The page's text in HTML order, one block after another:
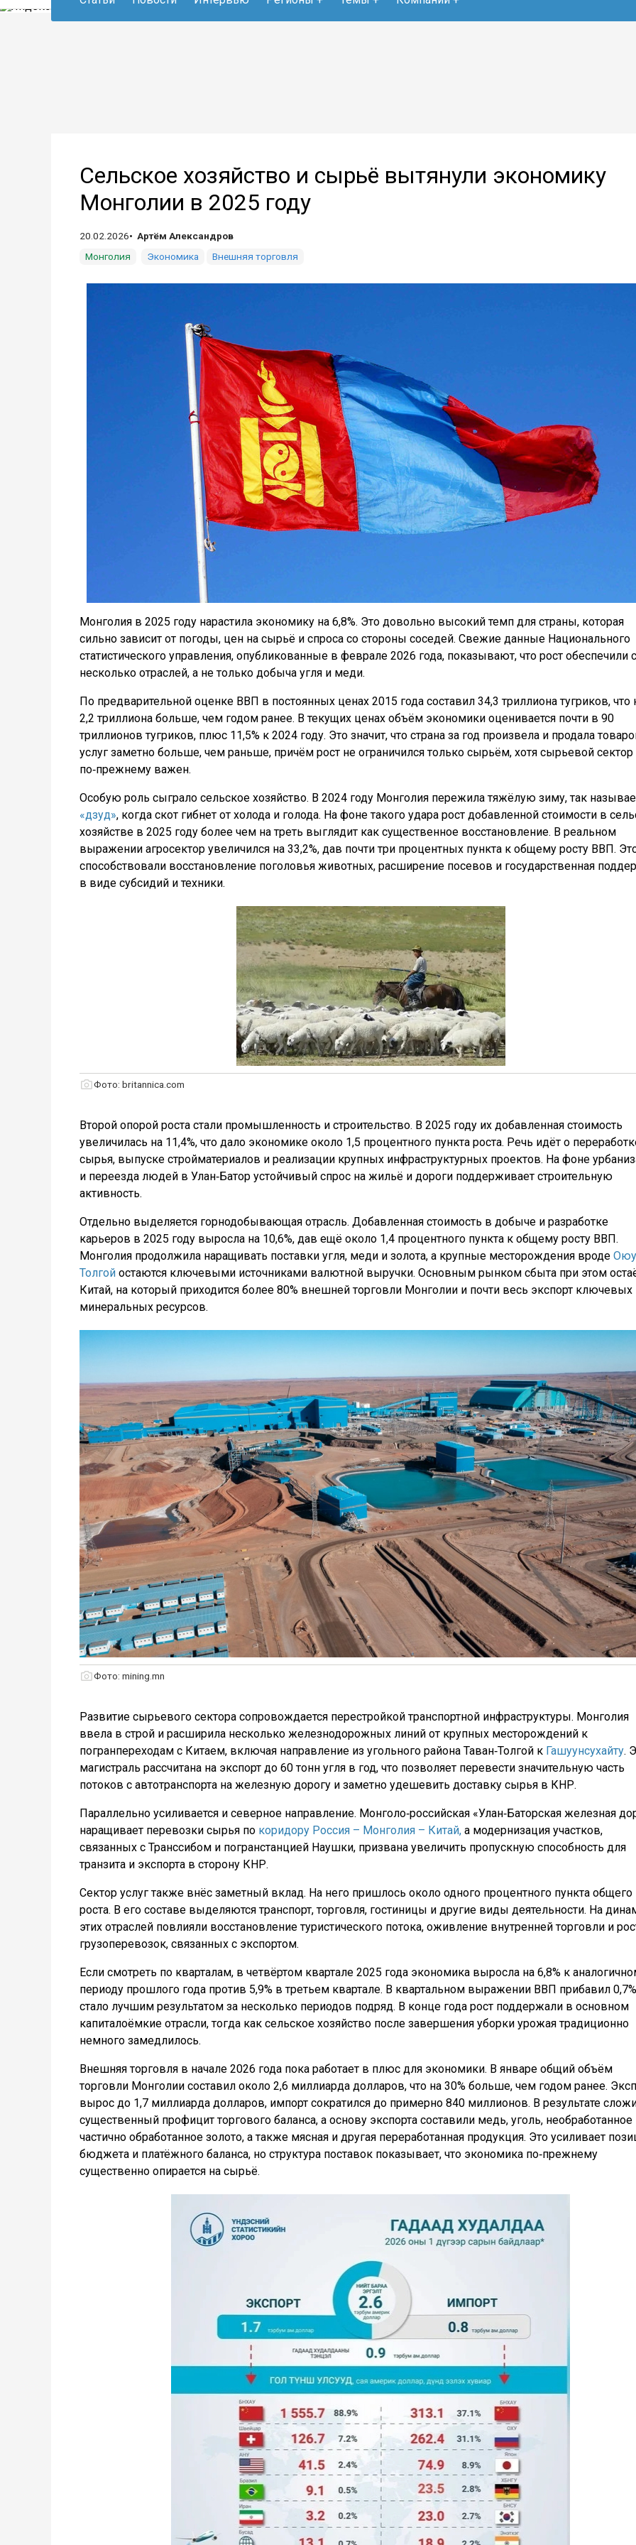
Сельское хозяйство и сырьё вытянули экономику
Монголии в 2025 году
20.02.2026
Артём Александров
Монголия
Экономика Внешняя торговля
Монголия в 2025 году нарастила экономику на 6,8%. Это довольно высокий темп для страны, которая
сильно зависит от погоды, цен на сырьё и спроса со стороны соседей. Свежие данные Национального
статистического управления, опубликованные в феврале 2026 года, показывают, что рост обеспечили
несколько отраслей, а не только добыча угля и меди.
По предварительной оценке ВВП в постоянных ценах 2015 года составил 34,3 триллиона тугриков, что
2,2 триллиона больше, чем годом ранее. В текущих ценах объём экономики оценивается почти в 90
триллионов тугриков, плюс 11,5% к 2024 году. Это значит, что страна за год произвела и продала
услуг заметно больше, чем раньше, причём рост не ограничился только сырьём, хотя сырьевой сектор
по‑прежнему важен.
Особую роль сыграло сельское хозяйство. В 2024 году Монголия пережила тяжёлую зиму, так
«дзуд», когда скот гибнет от холода и голода. На фоне такого удара рост добавленной стоимости в
хозяйстве в 2025 году более чем на треть выглядит как существенное восстановление. В реальном
выражении агросектор увеличился на 33,2%, дав почти три процентных пункта к общему росту ВВП.
способствовали восстановление поголовья животных, расширение посевов и государственная
в виде субсидий и техники.
Фото: britannica.com
Второй опорой роста стали промышленность и строительство. В 2025 году их добавленная стоимость
увеличилась на 11,4%, что дало экономике около 1,5 процентного пункта роста. Речь идёт о
сырья, выпуске стройматериалов и реализации крупных инфраструктурных проектов. На фоне
и переезда людей в Улан‑Батор устойчивый спрос на жильё и дороги поддерживает строительную
активность.
Отдельно выделяется горнодобывающая отрасль. Добавленная стоимость в добыче и разработке
карьеров в 2025 году выросла на 10,6%, дав ещё около 1,4 процентного пункта к общему росту ВВП.
Монголия продолжила наращивать поставки угля, меди и золота, а крупные месторождения вроде Оюу
Толгой остаются ключевыми источниками валютной выручки. Основным рынком сбыта при этом
Китай, на который приходится более 80% внешней торговли Монголии и почти весь экспорт ключевых
минеральных ресурсов.
Фото: mining.mn
Развитие сырьевого сектора сопровождается перестройкой транспортной инфраструктуры. Монголия
ввела в строй и расширила несколько железнодорожных линий от крупных месторождений к
погранпереходам с Китаем, включая направление из угольного района Таван‑Толгой к Гашуунсухайту.
магистраль рассчитана на экспорт до 60 тонн угля в год, что позволяет перевести значительную часть
потоков с автотранспорта на железную дорогу и заметно удешевить доставку сырья в КНР.
Параллельно усиливается и северное направление. Монголо‑российская «Улан‑Баторская железная
наращивает перевозки сырья по коридору Россия – Монголия – Китай, а модернизация участков,
связанных с Транссибом и погранстанцией Наушки, призвана увеличить пропускную способность для
транзита и экспорта в сторону КНР.
Сектор услуг также внёс заметный вклад. На него пришлось около одного процентного пункта общего
роста. В его составе выделяются транспорт, торговля, гостиницы и другие виды деятельности. На
этих отраслей повлияли восстановление туристического потока, оживление внутренней торговли и
грузоперевозок, связанных с экспортом.
Если смотреть по кварталам, в четвёртом квартале 2025 года экономика выросла на 6,8% к
периоду прошлого года против 5,9% в третьем квартале. В квартальном выражении ВВП прибавил
стало лучшим результатом за несколько периодов подряд. В конце года рост поддержали в основном
капиталоёмкие отрасли, тогда как сельское хозяйство после завершения уборки урожая традиционно
немного замедлилось.
Внешняя торговля в начале 2026 года пока работает в плюс для экономики. В январе общий объём
торговли Монголии составил около 2,6 миллиарда долларов, что на 30% больше, чем годом ранее.
вырос до 1,7 миллиарда долларов, импорт сократился до примерно 840 миллионов. В результате
существенный профицит торгового баланса, а основу экспорта составили медь, уголь, необработанное
частично обработанное золото, а также мясная и другая переработанная продукция. Это усиливает
бюджета и платёжного баланса, но структура поставок показывает, что экономика по‑прежнему
существенно опирается на сырьё.